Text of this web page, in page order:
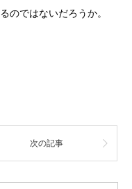
のではないだろうか。
次の記事